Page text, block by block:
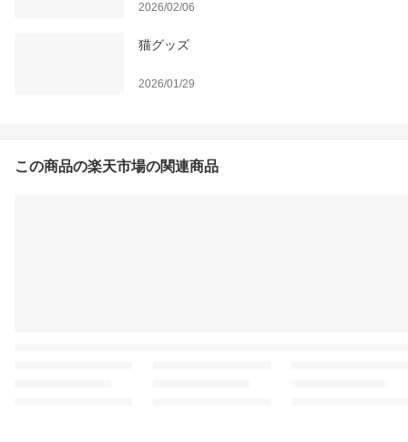
2026/02/06
猫グッズ
2026/01/29
この商品の楽天市場の関連商品